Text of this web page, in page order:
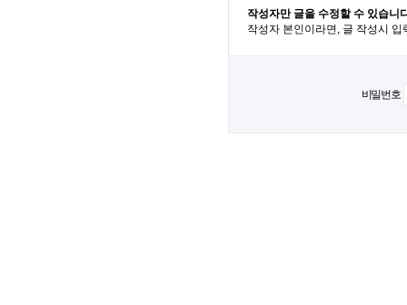
작성자만 글을 수정할 수 있습니
작성자 본인이라면, 글 작성시
비밀번호